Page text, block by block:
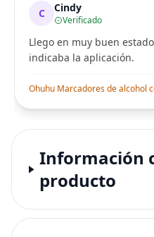
C Cindy
Verificado
Llego en muy buen
indicaba la aplicación.
Información
producto